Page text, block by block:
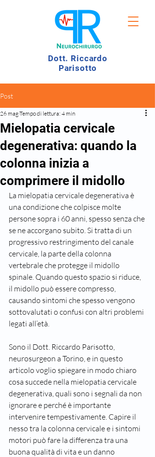
Dott. Riccardo
Parisotto
Post
Mielopatia cervicale
degenerativa: quando la
colonna inizia a
comprimere il midollo
26 magTempo di lettura: 4 min
La mielopatia cervicale degenerativa è
una condizione che colpisce molte
persone sopra i 60 anni, spesso senza che
se ne accorgano subito. Si tratta di un
progressivo restringimento del canale
cervicale, la parte della colonna
vertebrale che protegge il midollo
spinale. Quando questo spazio si riduce,
il midollo può essere compresso,
causando sintomi che spesso vengono
sottovalutati o confusi con altri problemi
legati all’età.
Sono il Dott. Riccardo Parisotto,
neurosurgeon a Torino, e in questo
articolo voglio spiegare in modo chiaro
cosa succede nella mielopatia cervicale
degenerativa, quali sono i segnali da non
ignorare e perché è importante
intervenire tempestivamente. Capire il
nesso tra la colonna cervicale e i sintomi
motori può fare la differenza tra una
buona qualità di vita e un danno